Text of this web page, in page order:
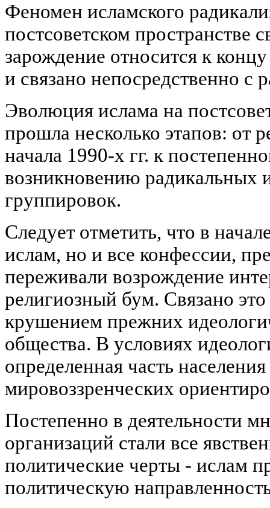
Феномен исламского
постсоветском пространстве
зарождение относится к
и связано непосредственно с
Эволюция ислама на
прошла несколько этапов: от
начала 1990-х гг. к
возникновению радикальных
группировок.
Следует отметить, что в
ислам, но и все конфессии,
переживали возрождение
религиозный бум. Связано
крушением прежних
общества. В условиях
определенная часть
мировоззренческих
Постепенно в деятельности
организаций стали все
политические черты - ислам
политическую